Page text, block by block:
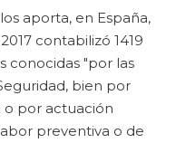
aporta, en España,
contabilizó 1419
conocidas "por las
bien por
por actuación
preventiva o de